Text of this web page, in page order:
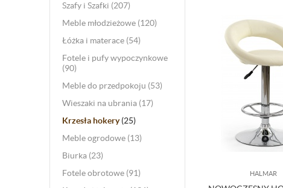
Szafy i Szafki (207)
Meble młodzieżowe (120)
Łóżka i materace (54)
Fotele i pufy wypoczynkowe
(90)
Meble do przedpokoju (53)
Wieszaki na ubrania (17)
Krzesła hokery(25)
Meble ogrodowe (13)
Biurka (23)
Fotele obrotowe (91)
HALMAR